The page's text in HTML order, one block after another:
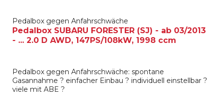
Pedalbox gegen Anfahrschwäche
Pedalbox SUBARU FORESTER (SJ) - ab 03/2013
- ... 2.0 D AWD, 147PS/108kW, 1998 ccm
Pedalbox gegen Anfahrschwäche: spontane
Gasannahme ? einfacher Einbau ? individuell einstellbar ?
viele mit ABE ?